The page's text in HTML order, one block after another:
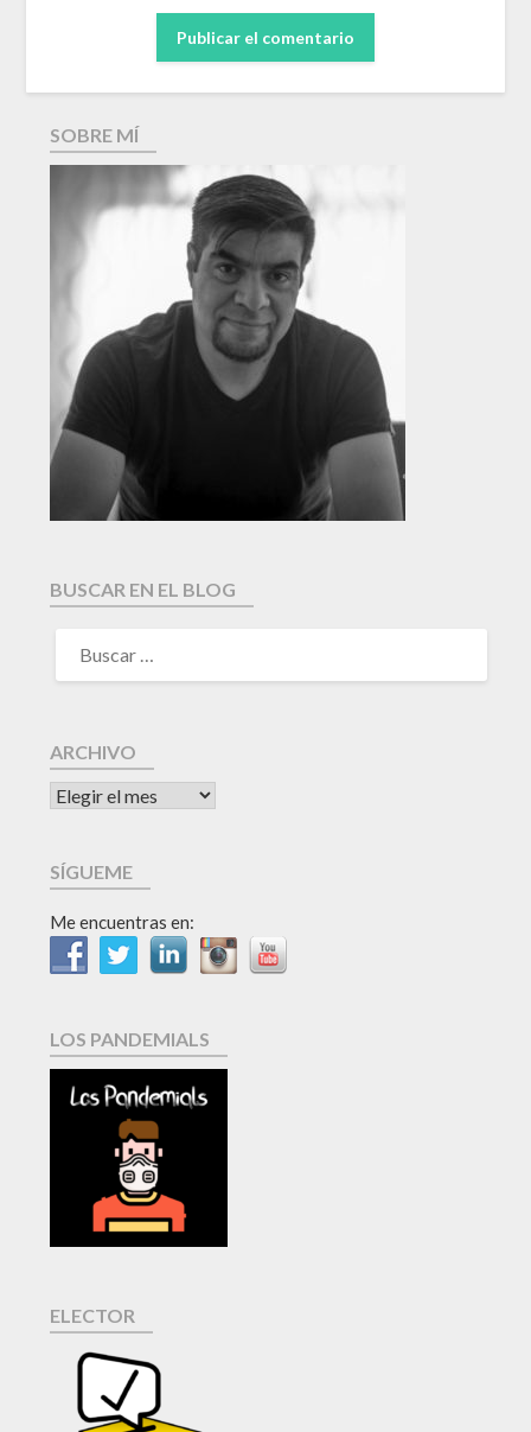
SOBRE MÍ
BUSCAR EN EL BLOG
ARCHIVO
SÍGUEME
Me encuentras en:
LOS PANDEMIALS
ELECTOR